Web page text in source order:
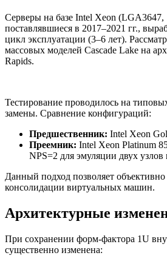
Серверы на базе Intel Xeon (LGA3647,
поставлявшиеся в 2017–2021 гг.,
цикл эксплуатации (3–6 лет).
массовых моделей Cascade Lake на
Rapids.
Тестирование проводилось на
замены. Сравнение конфигураций:
Предшественник: Intel Xeon
Преемник: Intel Xeon Platinum
NPS=2 для эмуляции двух узлов
Данный подход позволяет
консолидации виртуальных машин.
Архитектурные
При сохранении форм-фактора 1U
существенно изменена: